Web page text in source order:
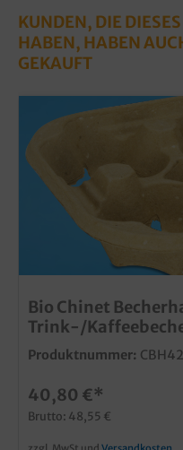
KUNDEN, DIE
HABEN, HABEN
GEKAUFT
Bio Chinet
Trink-/
Produktnummer:
40,80 €*
Brutto: 48,55 €